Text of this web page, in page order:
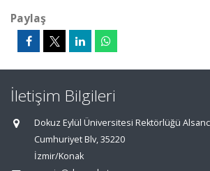
Paylaş
İletişim Bilgileri
Dokuz Eylül Üniversitesi Rektörlüğü
Cumhuriyet Blv, 35220
İzmir/Konak